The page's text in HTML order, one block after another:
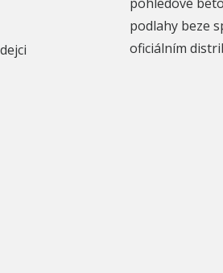
podlahy beze
oficiálním